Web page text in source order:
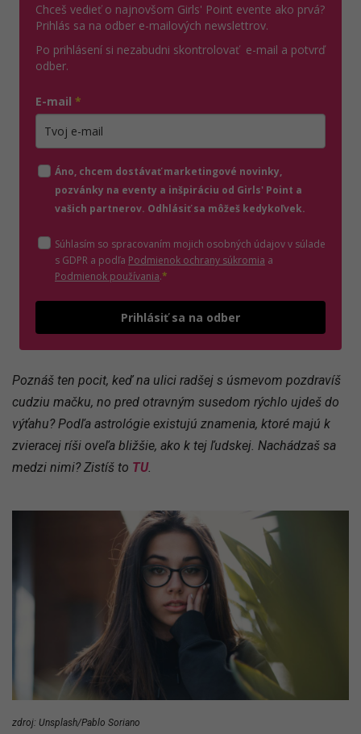
Chceš vedieť o najnovšom Girls' Point evente ako prvá?
Prihlás sa na odber e-mailových newslettrov.
Po prihlásení si nezabudni skontrolovať e-mail a potvrď
odber.
E-mail *
Áno, chcem dostávať marketingové novinky,
pozvánky na eventy a inšpiráciu od Girls' Point a
vašich partnerov. Odhlásiť sa môžeš kedykoľvek.
Súhlasím so spracovaním mojich osobných údajov v súlade
s GDPR a podľa Podmienok ochrany súkromia (otvorí sa v novom
a
Podmienok používania(otvorí sa v novom okne)
.*
Prihlásiť sa na odber
Poznáš ten pocit, keď na ulici radšej s úsmevom pozdravíš
cudziu mačku, no pred otravným susedom rýchlo ujdeš do
výťahu? Podľa astrológie existujú znamenia, ktoré majú k
zvieracej ríši oveľa bližšie, ako k tej ľudskej. Nachádzaš sa
medzi nimi? Zistíš to TU.
zdroj: Unsplash/Pablo Soriano